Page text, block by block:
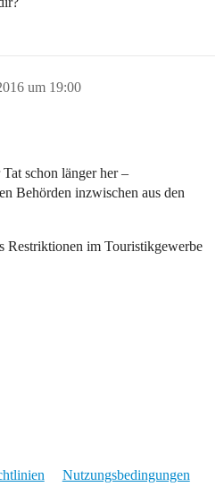
um 19:00
schon länger her –
Behörden inzwischen aus den
Restriktionen im Touristikgewerbe
Nutzungsbedingungen